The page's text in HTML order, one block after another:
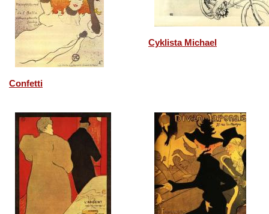
Confetti
Cyklista Michael